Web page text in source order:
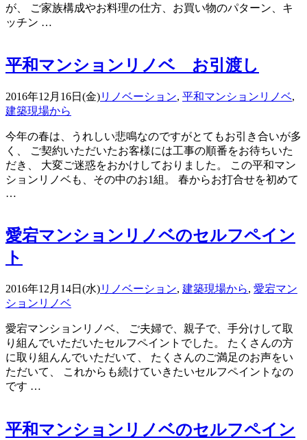
が、 ご家族構成やお料理の仕方、お買い物のパターン、キ
ッチン …
平和マンションリノベ お引渡し
2016年12月16日(金)リノベーション, 平和マンションリノベ,
建築現場から
今年の春は、うれしい悲鳴なのですがとてもお引き合いが多
く、 ご契約いただいたお客様には工事の順番をお待ちいた
だき、 大変ご迷惑をおかけしておりました。 この平和マン
ションリノベも、その中のお1組。 春からお打合せを初めて
…
愛宕マンションリノベのセルフペイン
ト
2016年12月14日(水)リノベーション, 建築現場から, 愛宕マン
ションリノベ
愛宕マンションリノベ、 ご夫婦で、親子で、手分けして取
り組んでいただいたセルフペイントでした。 たくさんの方
に取り組んんでいただいて、 たくさんのご満足のお声をい
ただいて、 これからも続けていきたいセルフペイントなの
です …
平和マンションリノベのセルフペイン